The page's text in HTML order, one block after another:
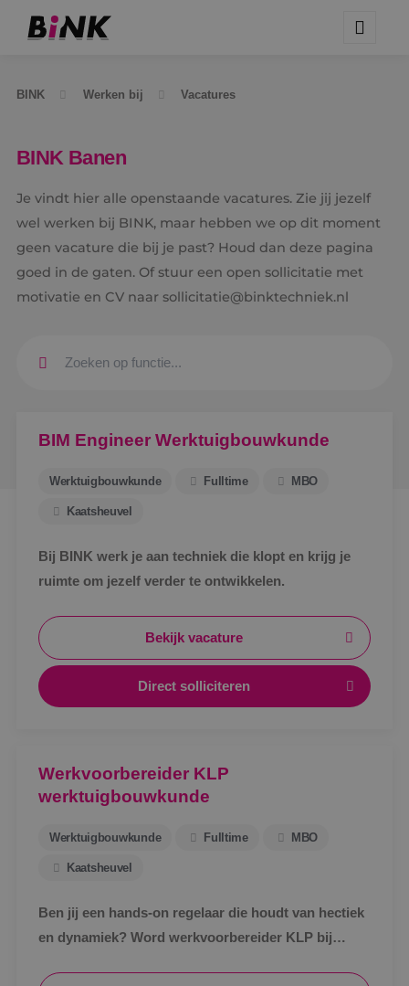
BINK Werken bij Vacatures
BINK Banen
Je vindt hier alle openstaande vacatures. Zie jij jezelf
wel werken bij BINK, maar hebben we op dit moment
geen vacature die bij je past? Houd dan deze pagina
goed in de gaten. Of stuur een open sollicitatie met
motivatie en CV naar sollicitatie@binktechniek.nl
BIM Engineer Werktuigbouwkunde
Werktuigbouwkunde Fulltime MBO
Kaatsheuvel
Bij BINK werk je aan techniek die klopt en krijg je
ruimte om jezelf verder te ontwikkelen.
Bekijk vacature
Direct solliciteren
Werkvoorbereider KLP
werktuigbouwkunde
Werktuigbouwkunde Fulltime MBO
Kaatsheuvel
Ben jij een hands-on regelaar die houdt van hectiek
en dynamiek? Word werkvoorbereider KLP bij